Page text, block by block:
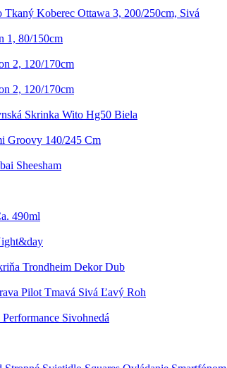
Tkaný Koberec Ottawa 3, 200/250cm, Sivá
1, 80/150cm
2, 120/170cm
2, 120/170cm
Skrinka Wito Hg50 Biela
Groovy 140/245 Cm
Sheesham
490ml
Trondheim Dekor Dub
Pilot Tmavá Sivá Ľavý Roh
Performance Sivohnedá